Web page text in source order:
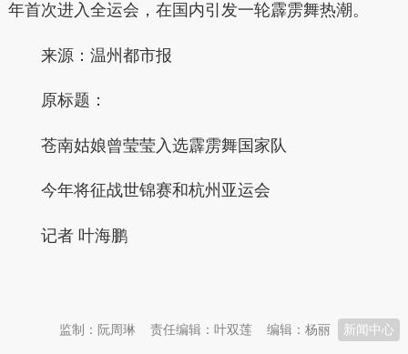
年首次进入全运会，在国内引发一轮霹雳舞热潮。
来源：温州都市报
原标题：
苍南姑娘曾莹莹入选霹雳舞国家队
今年将征战世锦赛和杭州亚运会
记者 叶海鹏
新闻中心
编辑：杨丽
责任编辑：叶双莲
监制：阮周琳